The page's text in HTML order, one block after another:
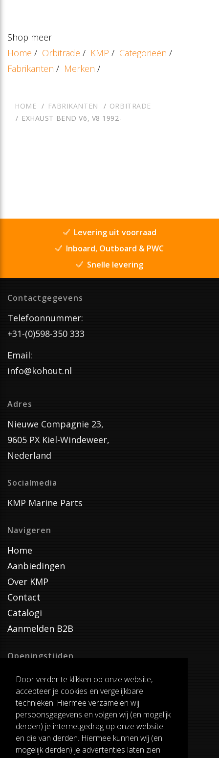
Door verder te klikken op onze website,
accepteer je cookies en vergelijkbare
technieken. Hiermee verzamelen wij
persoonsgegevens en volgen wij (en mogelijk
derden) je internetgedrag op onze website
en die van derden. Hiermee kunnen wij (en
mogelijk derden) je advertenties laten zien
Shop meer
Home / Orbitrade / KMP / Categorieën /
Fabrikanten / Merken /
HOME FABRIKANTEN
ORBITRADE
EXHAUST BEND V6, V8 1992-
Levering uit voorraad
Inboard, Outboard & PWC
Snelle levering
Contactgegevens
Telefoonnummer:
+31-(0)598-350 333
Email:
info@kohout.nl
Adres
Nieuwe Compagnie 23,
9605 PX Kiel-Windeweer,
Nederland
Socialmedia
KMP Marine Parts
Navigeren
Home
Aanbiedingen
Over KMP
Contact
Catalogi
Aanmelden B2B
Openingstijden
Dinsdag T/M Zaterdag
van 8:00-17:00
Verzenddagen
Dinsdag T/M Vrijdag
Pauze
12:30-13:00